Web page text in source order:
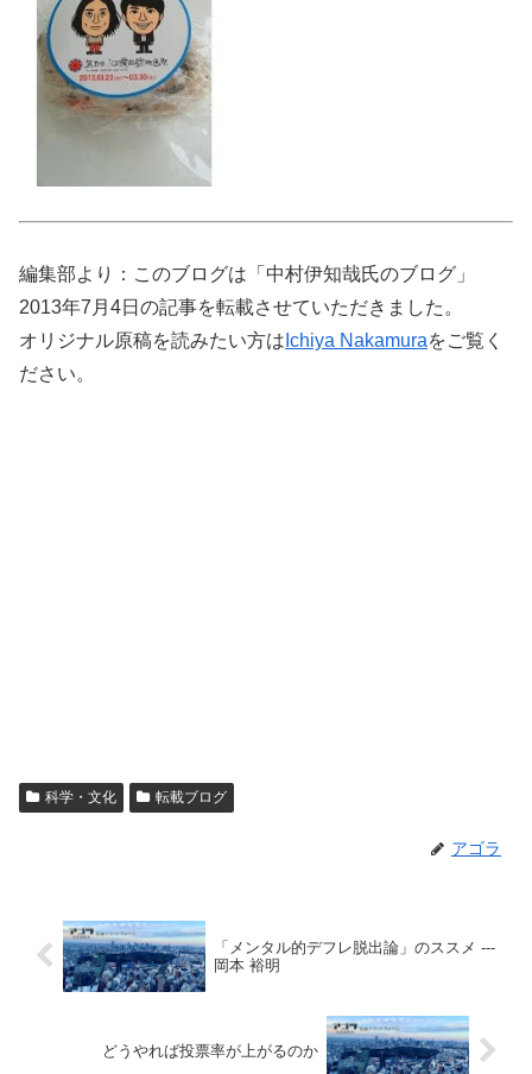
編集部より：このブログは「中村伊知哉氏のブログ」
2013年7月4日の記事を転載させていただきました。
オリジナル原稿を読みたい方は Ichiya Nakamuraをご覧く
ださい。
科学・文化 転載ブログ
アゴラ
「メンタル的デフレ脱出論」のススメ ---
岡本 裕明
どうやれば投票率が上がるのか